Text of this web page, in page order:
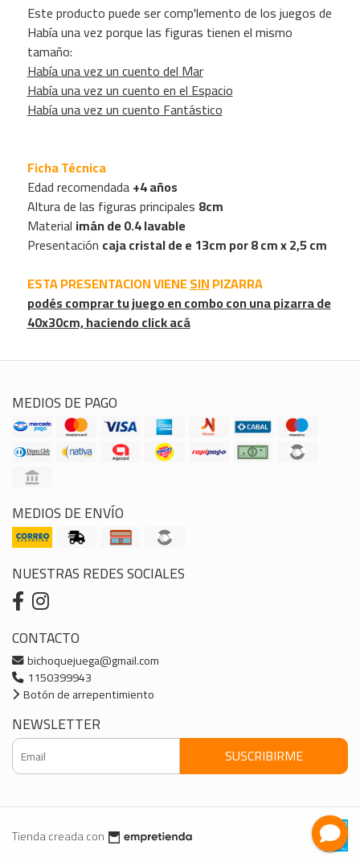
Este producto puede ser comp'lemento de los juegos de
Había una vez porque las figuras tienen el mismo
tamaño:
Había una vez un cuento del Mar
Había una vez un cuento en el Espacio
Había una vez un cuento Fantástico
Ficha Técnica
Edad recomendada+4 años
Altura de las figuras principales 8cm
Material imán de 0.4 lavable
Presentación caja cristal de e 13cm por 8 cm x 2,5 cm
ESTA PRESENTACION VIENESINPIZARRA
podés comprar tu juego en combo con una pizarra de
40x30cm, haciendo click acá
MEDIOS DE PAGO
MEDIOS DE ENVÍO
NUESTRAS REDES SOCIALES
CONTACTO
bichoquejuega@gmail.com
1150399943
Botón de arrepentimiento
NEWSLETTER
SUSCRIBIRME
Tienda creada con